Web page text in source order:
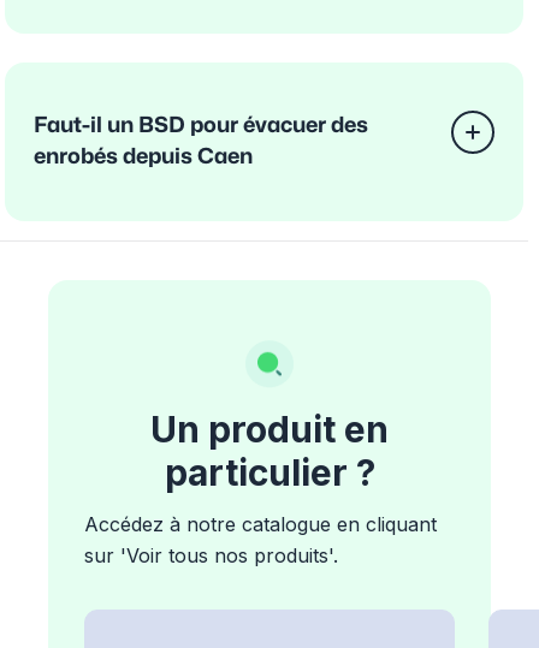
Faut-il un BSD pour évacuer des
enrobés depuis Caen
Un produit en
particulier ?
Accédez à notre catalogue en cliquant
sur 'Voir tous nos produits'.